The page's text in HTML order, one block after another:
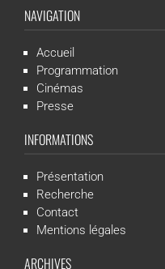
NAVIGATION
Accueil
Programmation
Cinémas
Presse
INFORMATIONS
Présentation
Recherche
Contact
Mentions légales
ARCHIVES